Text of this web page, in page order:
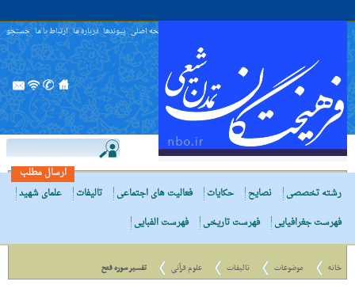
صفحه اصلی پیوندها درباره ما ارتباط با ما جستجو
ارسال مطلب
رشته تخصصی
نصایح حکایات فعالیت های اجتماعی تالیفات
علمای شهید
فهرست جغرافیایی
فهرست تاریخی فهرست الفبایی
خانه موضوعات تالیفات علوم قرآنی تفسیر سوره فتح